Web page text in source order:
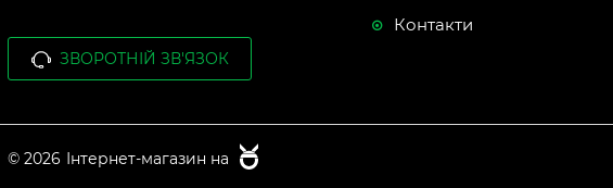
ЗВОРОТНІЙ ЗВ'ЯЗОК
Контакти
© 2026 Інтернет-магазин на